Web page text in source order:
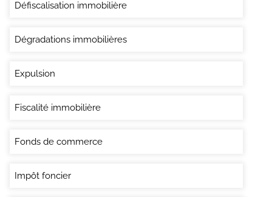
Défiscalisation immobilière
Dégradations immobilières
Expulsion
Fiscalité immobilière
Fonds de commerce
Impôt foncier